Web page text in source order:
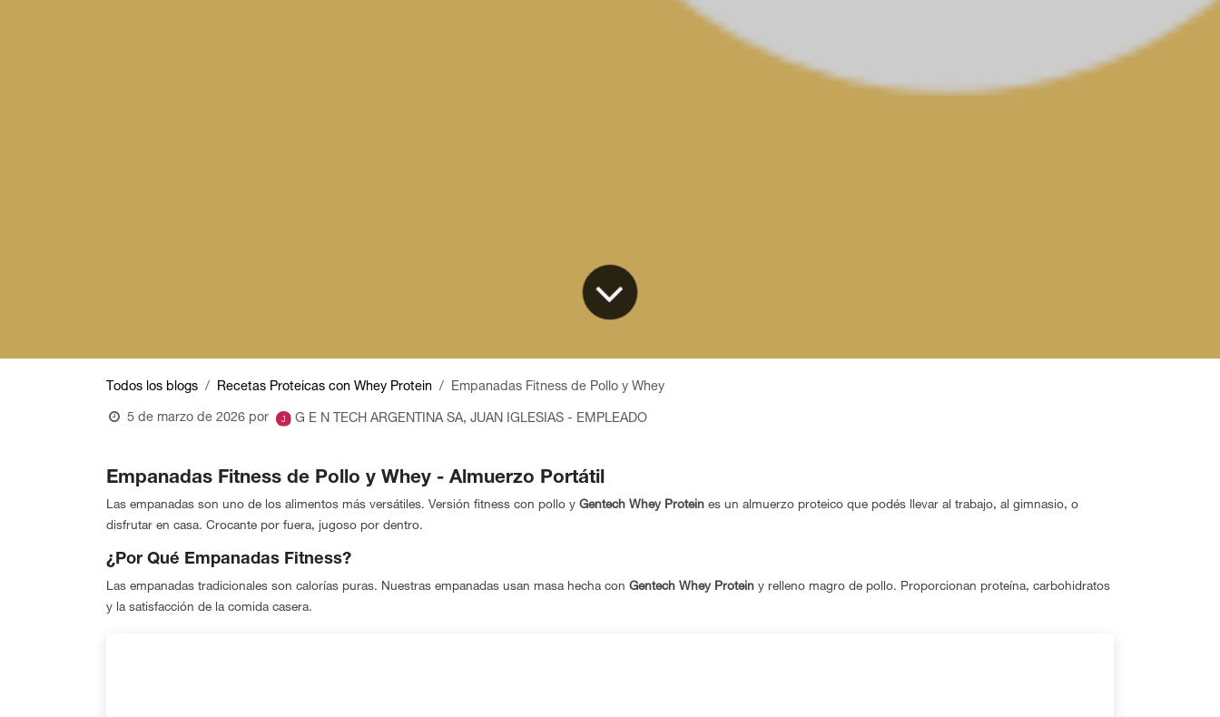
Todos los blogs Recetas Proteicas con Whey Protein Empanadas Fitness de Pollo y Whey
5 de marzo de 2026 por G E N TECH ARGENTINA SA, JUAN IGLESIAS - EMPLEADO
Empanadas Fitness de Pollo y Whey - Almuerzo Portátil
Las empanadas son uno de los alimentos más versátiles. Versión fitness con pollo y Gentech Whey Protein es un almuerzo proteico que podés llevar al trabajo, al gimnasio, o
disfrutar en casa. Crocante por fuera, jugoso por dentro.
¿Por Qué Empanadas Fitness?
Las empanadas tradicionales son calorías puras. Nuestras empanadas usan masa hecha con Gentech Whey Protein y relleno magro de pollo. Proporcionan proteína, carbohidratos
y la satisfacción de la comida casera.